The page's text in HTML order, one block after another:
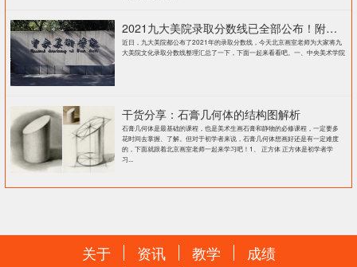
2021九大美院录取分数线已全部公布！附各大院校录取分数线汇总！
近日，九大美院都公布了2021年的录取分数线，今天北京画室老师为大家将九
大美院文化录取分数线整理汇总了一下，下面一起来看看吧。一、中央美术学院
干货分享：石膏几何体的结构图解析
石膏几何体是最基础的课程，也是美术生画石膏和静物的必修课程，一定要多
花时间去掌握、了解。但对于初学者来说，石膏几何体想画好还是有一定难度
的，下面就跟着北京画室老师一起来学习吧！1、 正方体 正方体是初学者学
习...
关于 资讯 教学
成绩